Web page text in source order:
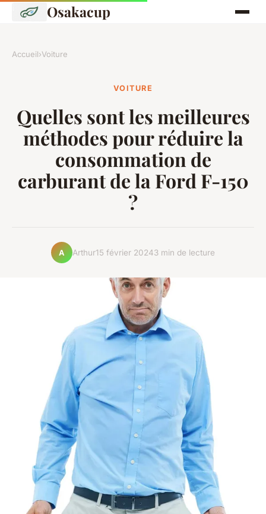
Osakacup
Accueil›Voiture
VOITURE
Quelles sont les meilleures
méthodes pour réduire la
consommation de
carburant de la Ford F-150
?
A Arthur15 février 20243 min de lecture